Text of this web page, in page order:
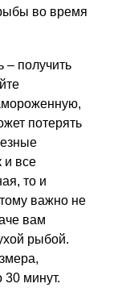
во время
– получить
потерять
и все
то и
важно не
вам
рыбой.
30 минут.